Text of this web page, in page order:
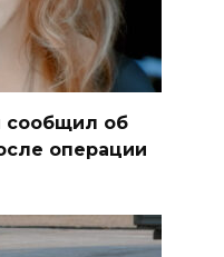
сообщил об
операции